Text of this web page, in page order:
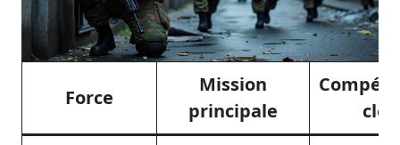
Force
Mission
principale
clés